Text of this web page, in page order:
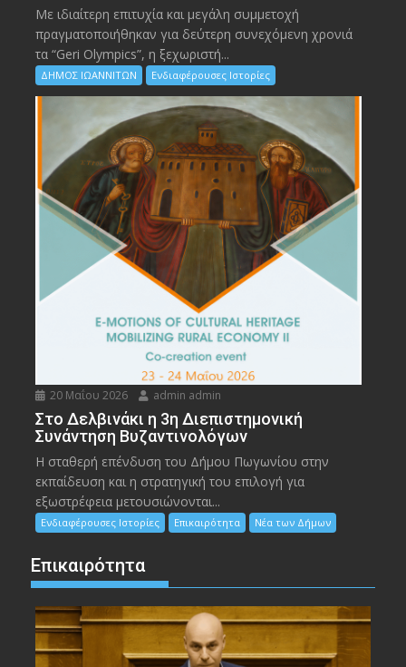
Με ιδιαίτερη επιτυχία και μεγάλη συμμετοχή
πραγματοποιήθηκαν για δεύτερη συνεχόμενη χρονιά
τα “Geri Olympics”, η ξεχωριστή...
ΔΗΜΟΣ ΙΩΑΝΝΙΤΩΝ Ενδιαφέρουσες Ιστορίες
20 Μαΐου 2026 admin admin
Στο Δελβινάκι η 3η Διεπιστημονική
Συνάντηση Βυζαντινολόγων
Η σταθερή επένδυση του Δήμου Πωγωνίου στην
εκπαίδευση και η στρατηγική του επιλογή για
εξωστρέφεια μετουσιώνονται...
Ενδιαφέρουσες Ιστορίες Επικαιρότητα Νέα των Δήμων
Επικαιρότητα